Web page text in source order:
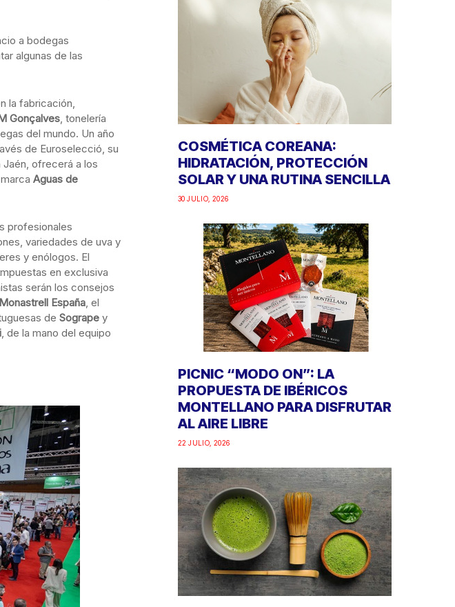
a bodegas
algunas de las
la fabricación,
Gonçalves, tonelería
del mundo. Un año
de Euroselecció, su
Jaén, ofrecerá a los
Aguas de
profesionales
variedades de uva y
y enólogos. El
en exclusiva
serán los consejos
Monastrell España, el
de Sogrape y
, de la mano del equipo
COSMÉTICA COREANA:
HIDRATACIÓN, PROTECCIÓN
SOLAR Y UNA RUTINA SENCILLA
30 JULIO, 2026
PICNIC “MODO ON”: LA
PROPUESTA DE IBÉRICOS
MONTELLANO PARA DISFRUTAR
AL AIRE LIBRE
22 JULIO, 2026